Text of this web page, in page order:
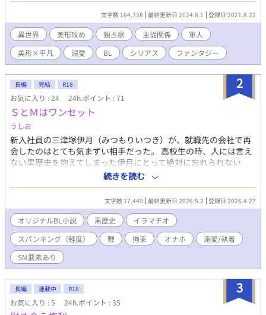
から始まる、甘くて苛烈な攻防戦。 【支配系美形攻×出世欲強め
な流され系受】
文字数 164,338 最終更新日 2024.8.1 登録日 2021.8.22
異世界 美形攻め 独占欲 主従関係
軍人
美形×平凡
溺愛 BL シリアス ファンタジー
2
長編 完結 R18
お気に入り : 24 24h.ポイント : 71
ＳとＭはワンセット
うしお
新入社員の三津塚伊月（みつもりいつき）が、就職先の会社で再
会したのはとても気まずい相手だった。 高校生の時、人には言え
ない黒歴史を抱えてしまった伊月にとって絶対に忘れられない
男・瀬居家陽大（せいけようた）。誰にもバレていないと思って
いたそれは、一番バレてはいけない人に知られていた。 ドＳな先
輩×黒歴史持ちの後輩 ちょっと強引な上下関係からはじまる溺愛
ＳＭ物語。 軽いスパンキングや鞭打ち、拘束など、暴力的な描写
があります。洗浄行為について軽く触れている描写もあります。
続きを読む
文字数 17,449 最終更新日 2026.5.2 登録日 2026.4.27
オリジナルBL小説 黒歴史
イラマチオ
スパンキング（軽度）
鞭 拘束 オナホ
溺愛/執着
SM要素あり
3
長編 連載中 R18
お気に入り : 5 24h.ポイント : 35